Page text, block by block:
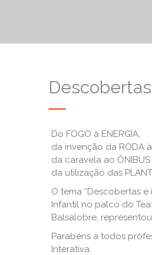
Do FOGO à ENERGIA,
da invenção da RODA
da caravela ao ÔNIBUS
da utilização das
O tema “Descobertas
Infantil no palco do
Balsalobre,
Parabéns a todos
Interativa.